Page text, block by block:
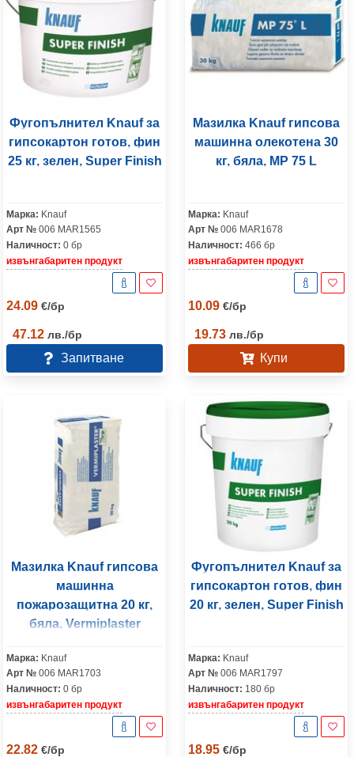
Фугопълнител Knauf за
гипсокартон готов, фин
25 кг, зелен, Super Finish
Марка: Knauf
Арт № 006 MAR1565
Наличност: 0 бр
извънгабаритен продукт
24.09 €/бр
47.12 лв./бр
Запитване
Мазилка Knauf гипсова
машинна олекотена 30
кг, бяла, MP 75 L
Марка: Knauf
Арт № 006 MAR1678
Наличност: 466 бр
извънгабаритен продукт
10.09 €/бр
19.73 лв./бр
Купи
Мазилка Knauf гипсова
машинна
пожарозащитна 20 кг,
бяла, Vermiplaster
Марка: Knauf
Арт № 006 MAR1703
Наличност: 0 бр
извънгабаритен продукт
22.82 €/бр
Фугопълнител Knauf за
гипсокартон готов, фин
20 кг, зелен, Super Finish
Марка: Knauf
Арт № 006 MAR1797
Наличност: 180 бр
извънгабаритен продукт
18.95 €/бр